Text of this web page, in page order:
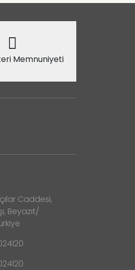
Memnuniyeti
Caddesi,
Beyazıt/